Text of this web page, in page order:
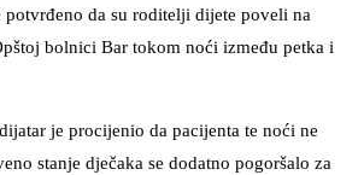
da su roditelji dijete poveli na
bolnici Bar tokom noći između petka i
je procijenio da pacijenta te noći ne
stanje dječaka se dodatno pogoršalo za